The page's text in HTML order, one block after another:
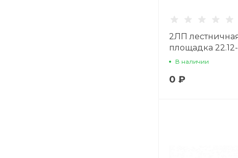
2ЛП
площадка
В наличии
0 ₽